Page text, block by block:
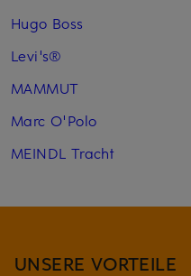
Hugo Boss
Levi's®
MAMMUT
Marc O'Polo
MEINDL Tracht
UNSERE VORTEILE